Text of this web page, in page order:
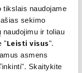
tikslais naudojame
sekimo
ir toliau
"Leisti visus".
asmens
Skaitykite
kastruotoms